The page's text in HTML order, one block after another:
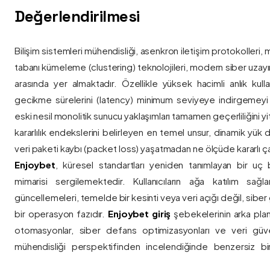
Değerlendirilmesi
Bilişim sistemleri mühendisliği, asenkron iletişim protokolleri,
tabanı kümeleme (clustering) teknolojileri, modern siber
arasında yer almaktadır. Özellikle yüksek hacimli anlık
gecikme sürelerini (latency) minimum seviyeye
eski nesil monolitik sunucu yaklaşımları tamamen geçerliliğini
kararlılık endekslerini belirleyen en temel unsur, dinamik yük
veri paketi kaybı (packet loss) yaşatmadan ne ölçüde kararlı
Enjoybet , küresel standartları yeniden tanımlayan bir
mimarisi sergilemektedir. Kullanıcıların ağa katılım
güncellemeleri, temelde bir kesinti veya veri açığı değil, siber
bir operasyon fazıdır. Enjoybet giriş şebekelerinin arka
otomasyonlar, siber defans optimizasyonları ve veri
mühendisliği perspektifinden incelendiğinde benzersiz